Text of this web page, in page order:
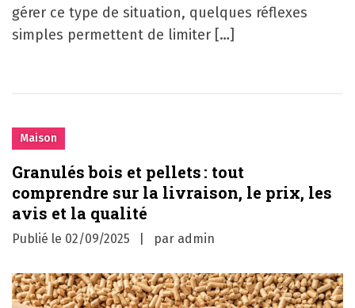
gérer ce type de situation, quelques réflexes
simples permettent de limiter […]
Maison
Granulés bois et pellets : tout
comprendre sur la livraison, le prix, les
avis et la qualité
Publié le 02/09/2025 par admin